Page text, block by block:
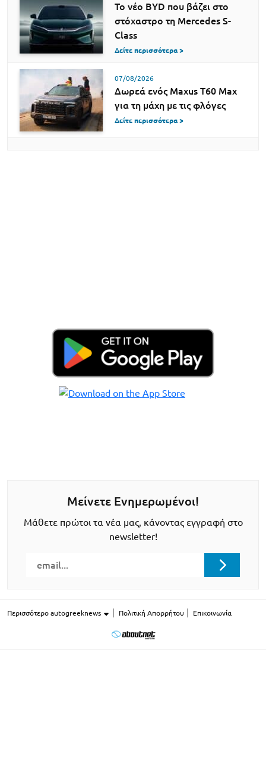
Το νέο BYD που βάζει στο
στόχαστρο τη Mercedes S-
Class
Δείτε περισσότερα >
07/08/2026
Δωρεά ενός Maxus T60 Max
για τη μάχη με τις φλόγες
Δείτε περισσότερα >
Μείνετε Ενημερωμένοι!
Μάθετε πρώτοι τα νέα μας, κάνοντας εγγραφή στο
newsletter!
Περισσότερο autogreeknews Πολιτική Απορρήτου Επικοινωνία